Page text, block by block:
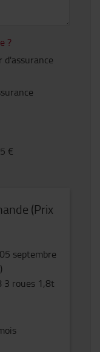
?
d'assurance
€
(Prix
05 septembre
)
3 roues 1,8t